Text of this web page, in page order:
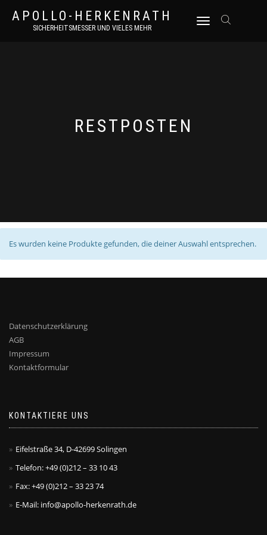
APOLLO-HERKENRATH
SICHERHEITSMESSER UND VIELES MEHR
NAVIGATION
RESTPOSTEN
Es wurden keine Produkte gefunden, die deiner Auswahl entsprechen.
Datenschutzerklärung
AGB
Impressum
Kontaktformular
KONTAKTIERE UNS
Eifelstraße 34, D-42699 Solingen
Telefon: +49 (0)212 – 33 10 43
Fax: +49 (0)212 – 33 23 74
E-Mail: info@apollo-herkenrath.de